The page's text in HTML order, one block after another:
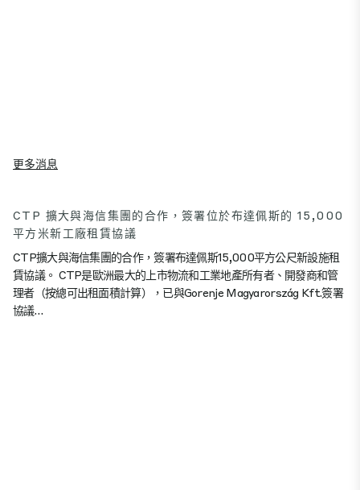
更多消息
CTP 擴大與海信集團的合作，簽署位於布達佩斯的 15,000
平方米新工廠租賃協議
CTP擴大與海信集團的合作，簽署布達佩斯15,000平方公尺新設施租
賃協議。 CTP是歐洲最大的上市物流和工業地產所有者、開發商和管
理者（按總可出租面積計算），已與Gorenje Magyarország Kft.簽署
協議…